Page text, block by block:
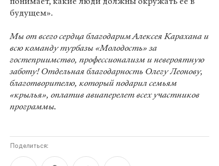
будущем».
Мы от всего сердца благодарим Алексея Карахана и
всю команду турбазы «Молодость» за
гостеприимство, профессионализм и невероятную
заботу! Отдельная благодарность Олегу Леонову,
благотворителю, который подарил семьям
«крылья», оплатив авиаперелет всех участников
программы.
Поделиться: